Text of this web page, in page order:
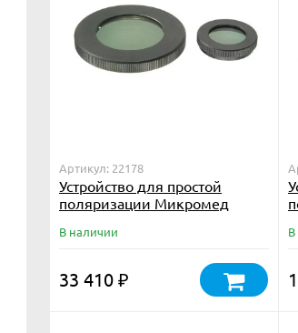
Артикул: 22178
Устройство для простой
поляризации Микромед
В наличии
33 410 ₽
В